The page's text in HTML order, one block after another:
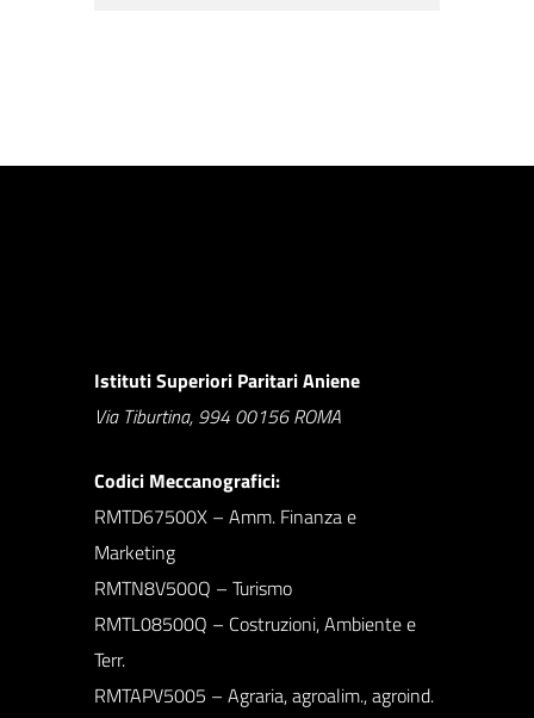
Istituti Superiori Paritari Aniene
Via Tiburtina, 994 00156 ROMA
Codici Meccanografici:
RMTD67500X – Amm. Finanza e
Marketing
RMTN8V500Q – Turismo
RMTL08500Q – Costruzioni, Ambiente e
Terr.
RMTAPV5005 – Agraria, agroalim., agroind.